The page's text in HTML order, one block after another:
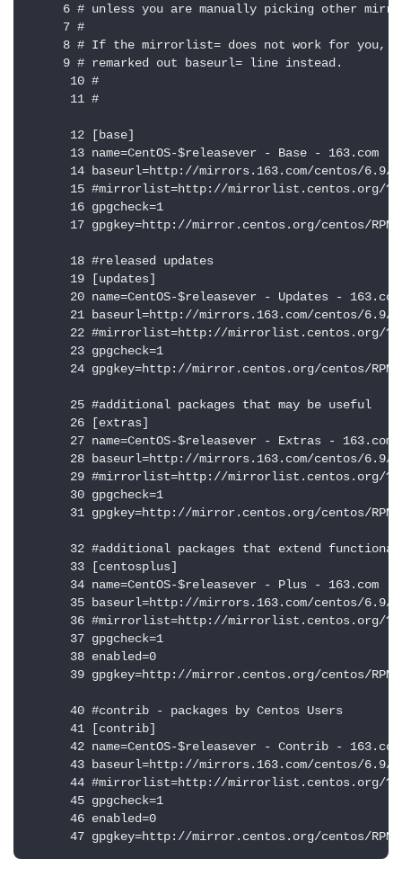
6 # unless you are manually picking other
     7 #
8 # If the mirrorlist= does not work for you,
     9 # remarked out baseurl= line instead.
      10 #
      11 #
      12 [base]
      13 name=CentOS-$releasever - Base - 163.com
14 baseurl=http://mirrors.163.com/centos/6.9/
15 #mirrorlist=http://mirrorlist.centos.org/
      16 gpgcheck=1
17 gpgkey=http://mirror.centos.org/centos/
      18 #released updates
      19 [updates]
      20 name=CentOS-$releasever - Updates - 163.com
21 baseurl=http://mirrors.163.com/centos/6.9/
22 #mirrorlist=http://mirrorlist.centos.org/
      23 gpgcheck=1
24 gpgkey=http://mirror.centos.org/centos/
      25 #additional packages that may be useful
      26 [extras]
      27 name=CentOS-$releasever - Extras - 163.com
28 baseurl=http://mirrors.163.com/centos/6.9/
29 #mirrorlist=http://mirrorlist.centos.org/
      30 gpgcheck=1
31 gpgkey=http://mirror.centos.org/centos/
32 #additional packages that extend
      33 [centosplus]
      34 name=CentOS-$releasever - Plus - 163.com
35 baseurl=http://mirrors.163.com/centos/6.9/
36 #mirrorlist=http://mirrorlist.centos.org/
      37 gpgcheck=1
      38 enabled=0
39 gpgkey=http://mirror.centos.org/centos/
      40 #contrib - packages by Centos Users
      41 [contrib]
      42 name=CentOS-$releasever - Contrib - 163.com
43 baseurl=http://mirrors.163.com/centos/6.9/
44 #mirrorlist=http://mirrorlist.centos.org/
      45 gpgcheck=1
      46 enabled=0
47 gpgkey=http://mirror.centos.org/centos/